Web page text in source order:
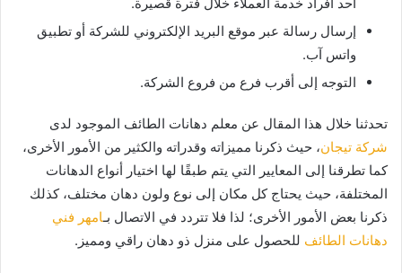
إرسال رسالة عبر موقع البريد الإلكتروني للشركة أو تطبيق
واتس آب.
التوجه إلى أقرب فرع من فروع الشركة.
تحدثنا خلال هذا المقال عن معلم دهانات الطائف الموجود لدى
شركة تيجان، حيث ذكرنا مميزاته وقدراته والكثير من الأمور الأخرى،
كما تطرقنا إلى المعايير التي يتم طبقًا لها اختيار أنواع الدهانات
المختلفة، حيث يحتاج كل مكان إلى نوع ولون دهان مختلف، كذلك
ذكرنا بعض الأمور الأخرى؛ لذا فلا تتردد في الاتصال بـامهر فني
دهانات الطائف للحصول على منزل ذو دهان راقي ومميز.